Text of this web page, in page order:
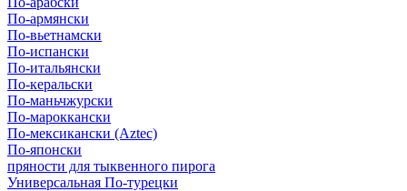
По-армянски
По-вьетнамски
По-испански
По-итальянски
По-керальски
По-маньчжурски
По-мароккански
По-мексикански (Aztec)
По-японски
пряности для тыквенного пирога
Универсальная По-турецки